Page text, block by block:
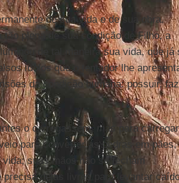
de sua vida e de sua obra.
plena de sua condição de Filho, a
de tal maneira sua vida, que já
ídolos que o tentador lhe
da condição humana: possuir,
o carregassem, mas para carregar
para converter as pedras em
suas mãos não se fecham
delas livres para levantar